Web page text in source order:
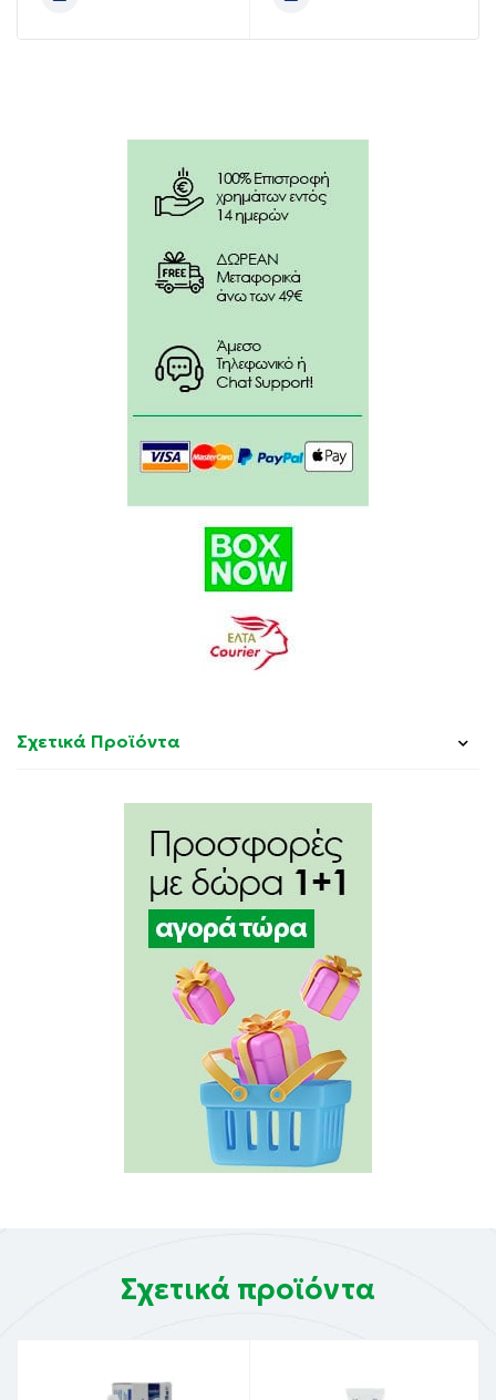
περιστροφή για έως και 100% περισσότερη
κάθε δόντι για βαθύ καθαρισμό, ενώ ταυτόχρονα
είναι απαλή με τα ούλα.
Ίνες κεφαλής βουρτσίσματος που αλλάζουν χρώμα
(από πράσινο σε κίτρινο), υποδεικνύοντας την
ανάγκη αλλαγής της κεφαλής.
Αδιάβροχη λαβή.
Οδηγίες χρήσης:
Βρέξτε την κεφαλή της οδοντόβουρτσας και
απλώστε την οδοντόκρεμα. Τοποθετήστε την
οδοντόβουρτσα στο στόμα και ενεργοποιήστε την.
Οδηγήστε την κεφαλή της οδοντόβουρτσας με αργές
κινήσεις από δόντι σε δόντι. Κρατήστε την κεφαλή
της οδοντόβουρτσας στην επιφάνεια κάθε δοντιού
για κάποια δευτερόλεπτα. Βουρτσίστε τα ούλα όπως
και τα δόντια, πρώτα τις εξωτερικές, μετά τις
Σχετικά Προϊόντα
Σχετικά προϊόντα